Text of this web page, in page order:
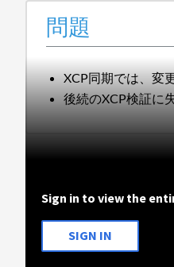
問題
XCP同期では、変
後続のXCP検証に
Sign in to view the
SIGN IN